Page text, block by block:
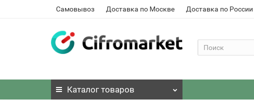
Самовывоз Доставка по Москве Доставка по России
Каталог товаров